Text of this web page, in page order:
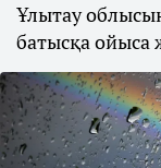
Ұлытау
батысқа ойыса